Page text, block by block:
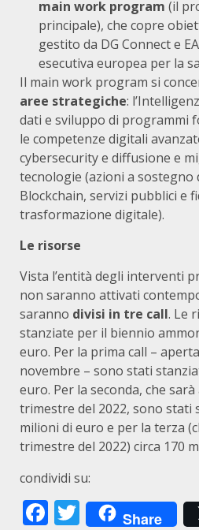
main work program (il
principale), che copre
gestito da DG Connect e
esecutiva europea per la
Il main work program si
aree strategiche:
dati e sviluppo di programmi
le competenze digitali
cybersecurity e diffusione e
tecnologie (azioni a sostegno
Blockchain, servizi pubblici e
trasformazione digitale).
Le risorse
Vista l’entità degli interventi
non saranno attivati
saranno divisi in tre call. Le
stanziate per il biennio
euro. Per la prima call –
novembre – sono stati
euro. Per la seconda, che
trimestre del 2022, sono stati
milioni di euro e per la terza
trimestre del 2022) circa 170
condividi su:
Facebook
Twitter
Share